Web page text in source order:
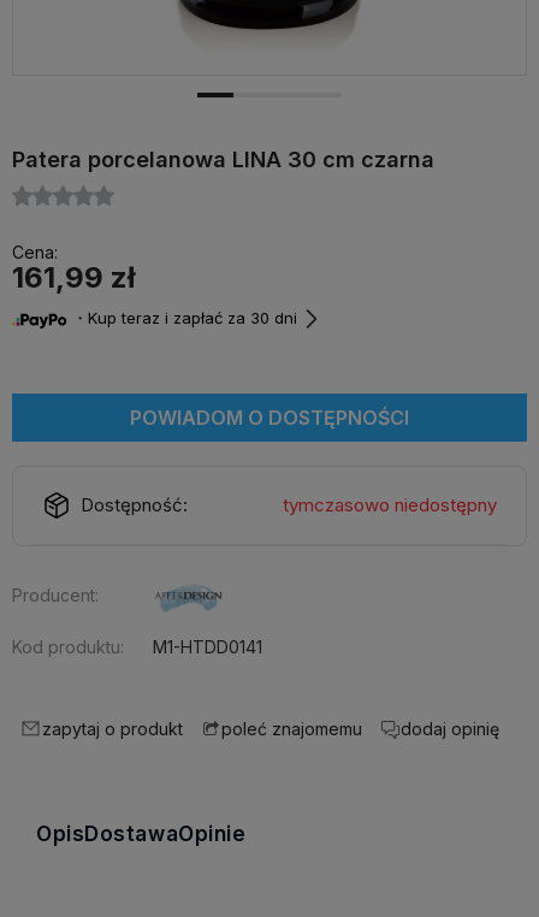
Patera porcelanowa LINA 30 cm czarna
Cena:
161,99 zł
・Kup teraz i zapłać za 30 dni
POWIADOM O DOSTĘPNOŚCI
Dostępność: tymczasowo niedostępny
Producent:
Kod produktu: M1-HTDD0141
zapytaj o produkt poleć znajomemu dodaj opinię
OpisDostawaOpinie